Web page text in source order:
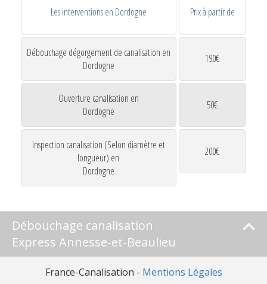
Les interventions en Dordogne Prix à partir de
Débouchage dégorgement de canalisation en
Dordogne
190€
Ouverture canalisation en
Dordogne
50€
Inspection canalisation (Selon diamètre et
longueur) en
Dordogne
200€
Débouchage canalisation
Express Annesse-et-Beaulieu
France-Canalisation - Mentions Légales